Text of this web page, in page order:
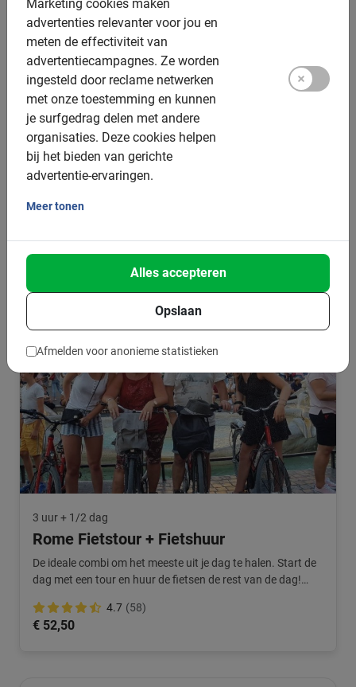
Marketing cookies maken
advertenties relevanter voor jou en
meten de effectiviteit van
advertentiecampagnes. Ze worden
ingesteld door reclame netwerken
met onze toestemming en kunnen
je surfgedrag delen met andere
organisaties. Deze cookies helpen
bij het bieden van gerichte
advertentie-ervaringen.
Meer tonen
Opslaan
Alles accepteren
Afmelden voor anonieme statistieken
3 uur
Rome Colosseum en Forum Wandeling
Rome door het Colosseum & Forum. Een absolute must als
3 uur + 1/2 dag
Rome Fietstour + Fietshuur
De ideale combi om het meeste uit je dag te halen. Start de
dag met een tour en huur de fietsen de rest van de dag!
4.7 (58)
€ 52,50